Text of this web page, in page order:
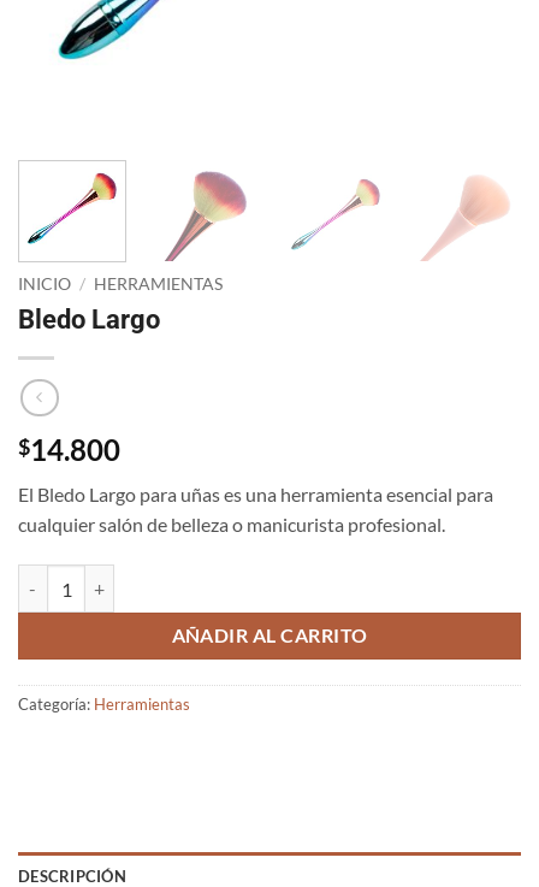
INICIO / HERRAMIENTAS
Bledo Largo
$14.800
El Bledo Largo para uñas es una herramienta esencial para
cualquier salón de belleza o manicurista profesional.
AÑADIR AL CARRITO
Categoría: Herramientas
DESCRIPCIÓN